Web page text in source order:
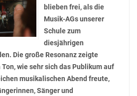
blieben frei, als die
Musik-AGs unserer
Schule zum
diesjährigen
Die große Resonanz zeigte
wie sehr sich das Publikum auf
musikalischen Abend freute,
Sänger und